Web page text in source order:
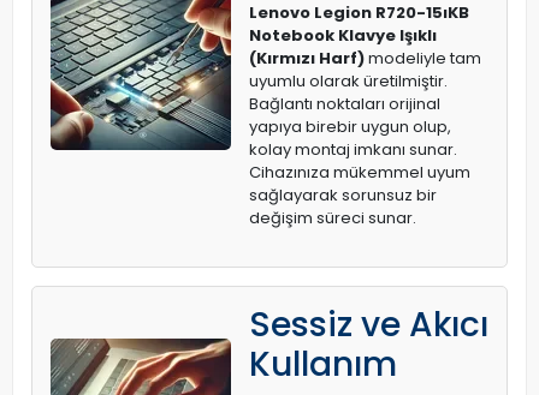
Lenovo Legion R720-15ıKB
Notebook Klavye Işıklı
(Kırmızı Harf)modeliyle tam
uyumlu olarak üretilmiştir.
Bağlantı noktaları orijinal
yapıya birebir uygun olup,
kolay montaj imkanı sunar.
Cihazınıza mükemmel uyum
sağlayarak sorunsuz bir
değişim süreci sunar.
Sessiz ve Akıcı
Kullanım